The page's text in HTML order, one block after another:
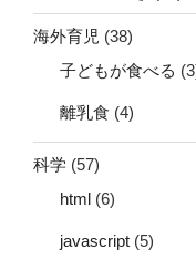
海外育児 (38)
子どもが食べる
離乳食 (4)
科学 (57)
html (6)
javascript (5)